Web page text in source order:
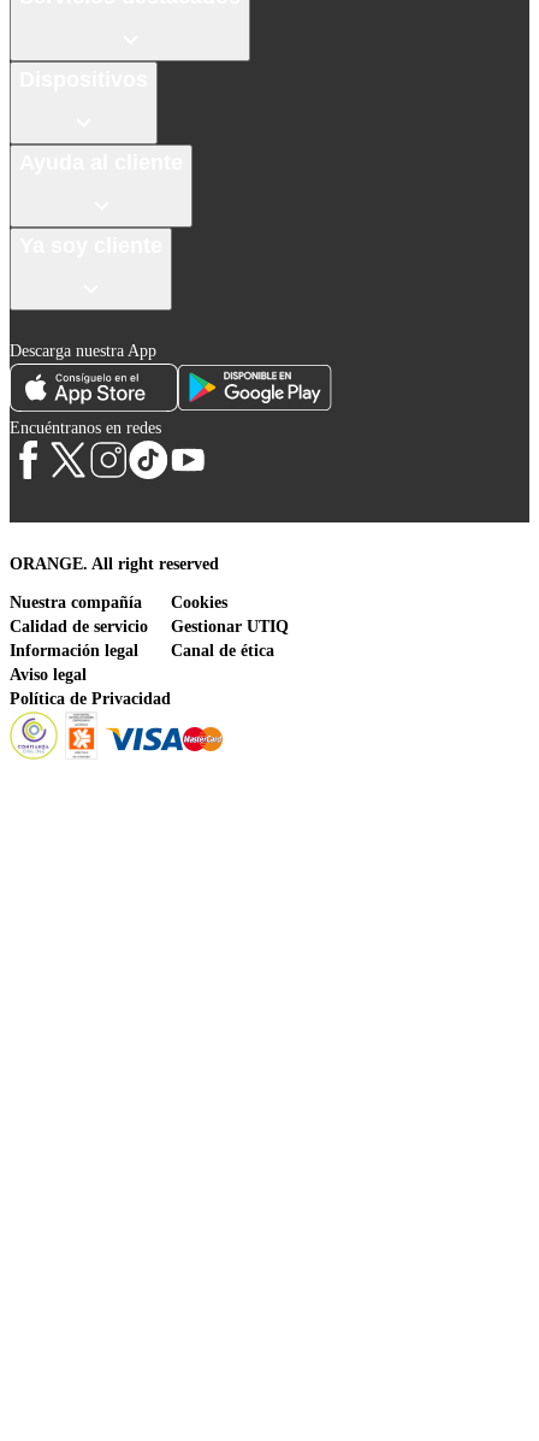
Descarga nuestra App
Encuéntranos en redes
ORANGE. All right reserved
Nuestra compañía
Calidad de servicio
Información legal
Aviso legal
Política de Privacidad
Cookies
Gestionar UTIQ
Canal de ética